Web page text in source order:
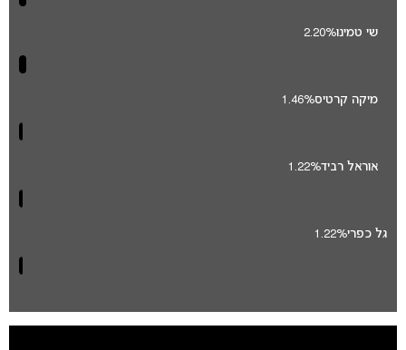
שי טמינו2.20%
מיקה קרטיס1.46%
אוראל רביד1.22%
גל כפרי1.22%